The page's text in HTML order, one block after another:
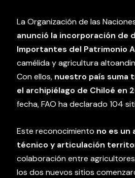
La Organización de las
anunció la incorporación de
Importantes del Patrimonio
camélida y agricultura
Con ellos, nuestro país suma
el archipiélago de Chiloé en
fecha, FAO ha declarado 104
Este reconocimiento no es un
técnico y articulación
colaboración entre
los dos nuevos sitios